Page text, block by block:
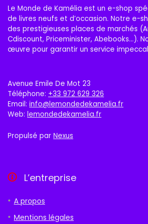
Le Monde de Kamélia est un e-shop
de livres neufs et d’occasion. Notre e-
des prestigieuses places de marchés
Cdiscount, Priceminister, Abebooks…).
œuvre pour garantir un service
Avenue Emile De Mot 23
Téléphone: +33 972 629 326
Email: info@lemondedekamelia.fr
Web: lemondedekamelia.fr
Propulsé par Nexus
L’entreprise
A propos
Mentions légales